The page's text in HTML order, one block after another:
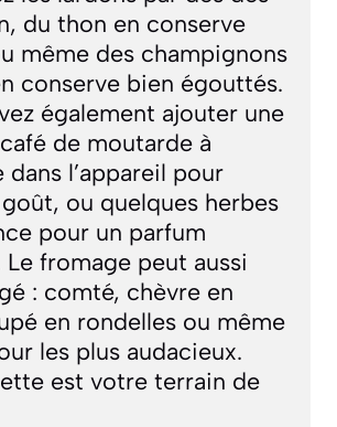
du thon en conserve
même des champignons
conserve bien égouttés.
également ajouter une
de moutarde à
dans l’appareil pour
ou quelques herbes
pour un parfum
Le fromage peut aussi
: comté, chèvre en
en rondelles ou même
les plus audacieux.
est votre terrain de